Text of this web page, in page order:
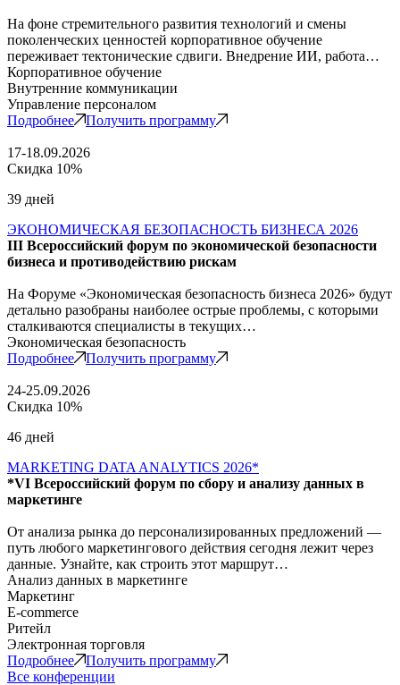
На фоне стремительного развития технологий и смены
поколенческих ценностей корпоративное обучение
переживает тектонические сдвиги. Внедрение ИИ, работа…
Корпоративное обучение
Внутренние коммуникации
Управление персоналом
Подробнее
Получить программу
17-18.09.2026
Скидка 10%
39 дней
ЭКОНОМИЧЕСКАЯ БЕЗОПАСНОСТЬ БИЗНЕСА 2026
III Всероссийский форум по экономической безопасности
бизнеса и противодействию рискам
На Форуме «Экономическая безопасность бизнеса 2026» будут
детально разобраны наиболее острые проблемы, с которыми
сталкиваются специалисты в текущих…
Экономическая безопасность
Подробнее
Получить программу
24-25.09.2026
Скидка 10%
46 дней
MARKETING DATA ANALYTICS 2026*
*VI Всероссийский форум по сбору и анализу данных в
маркетинге
От анализа рынка до персонализированных предложений —
путь любого маркетингового действия сегодня лежит через
данные. Узнайте, как строить этот маршрут…
Анализ данных в маркетинге
Маркетинг
E-commerce
Ритейл
Электронная торговля
Подробнее
Получить программу
Все конференции